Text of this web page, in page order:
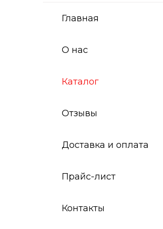
Главная
О нас
Каталог
Отзывы
Доставка и оплата
Прайс-лист
Контакты